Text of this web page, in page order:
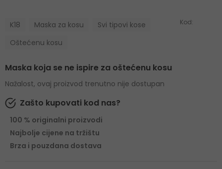
K18 Maska za kosu
Svi tipovi kose
Oštećenu kosu
Kod:
Maska koja se ne ispire za oštećenu kosu
Nažalost, ovaj proizvod trenutno nije dostupan
Zašto kupovati kod nas?
100 % originalni proizvodi
Najbolje cijene na tržištu
Brza i pouzdana dostava